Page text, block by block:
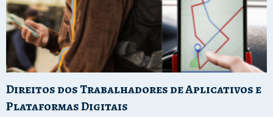
Direitos dos Trabalhadores de Aplicativos e
Plataformas Digitais